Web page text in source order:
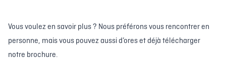
Vous voulez en savoir plus ? Nous préférons vous rencontrer en
personne, mais vous pouvez aussi d’ores et déjà télécharger
notre brochure.